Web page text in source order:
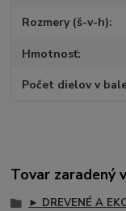
Rozmery (š-v-h)
Hmotnosť
Počet dielov v
Tovar zaradený
► DREVENÉ A